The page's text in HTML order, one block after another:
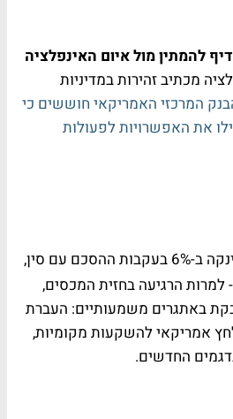
להמתין מול איום האינפלציה
מכתיב זהירות במדיניות
המרכזי האמריקאי חוששים כי
את האפשרויות לפעולות
זינקה ב-6% בעקבות ההסכם עם סין,
למרות הרגיעה בחזית המכסים,
באתגרים משמעותיים: העברת
לחץ אמריקאי להשקעות מקומיות,
החדשים.